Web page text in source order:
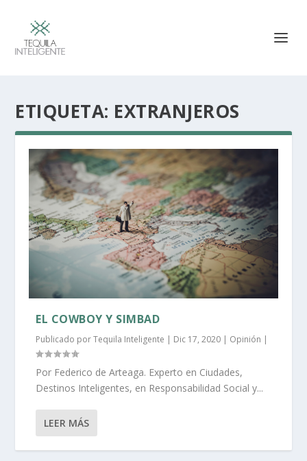
ETIQUETA: EXTRANJEROS
EL COWBOY Y SIMBAD
Publicado porTequila Inteligente | Dic 17, 2020 | Opinión |
Por Federico de Arteaga. Experto en Ciudades,
Destinos Inteligentes, en Responsabilidad Social y...
LEER MÁS